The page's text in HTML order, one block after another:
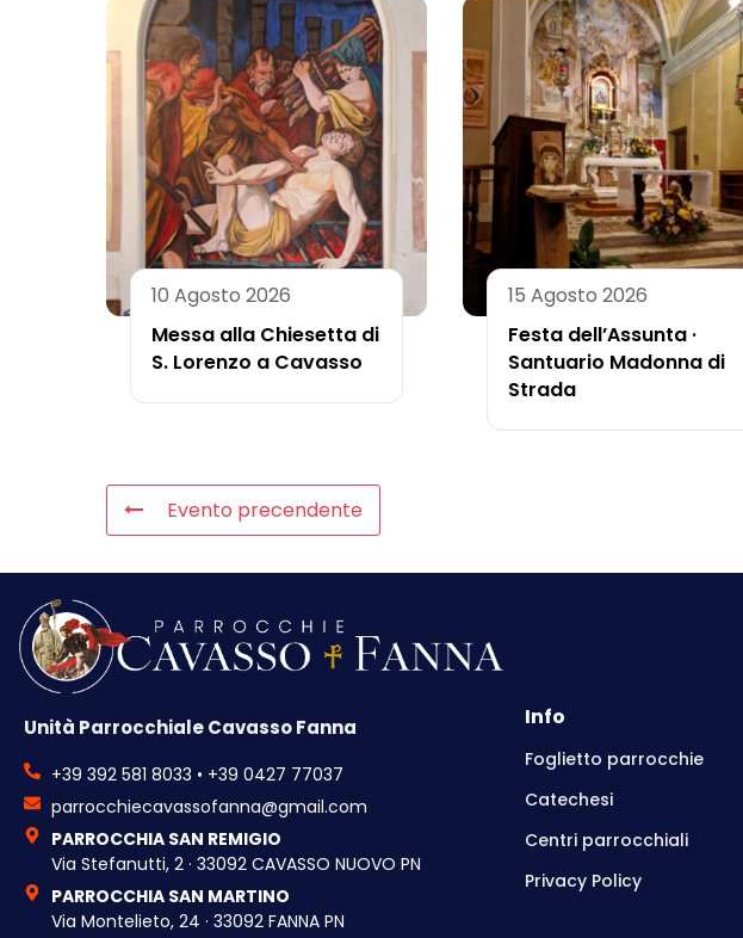
10 Agosto 2026
Messa alla Chiesetta di
S. Lorenzo a Cavasso
15 Agosto 2026
Festa dell’Assunta ·
Santuario Madonna di
Strada
Evento precendente
Unità Parrocchiale Cavasso Fanna
+39 392 581 8033 • +39 0427 77037
parrocchiecavassofanna@gmail.com
PARROCCHIA SAN REMIGIO
Via Stefanutti, 2 · 33092 CAVASSO NUOVO PN
PARROCCHIA SAN MARTINO
Via Montelieto, 24 · 33092 FANNA PN
Info
Foglietto parrocchie
Catechesi
Centri parrocchiali
Privacy Policy